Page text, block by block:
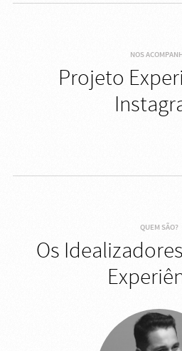
NOS
Projeto
QUEM SÃO?
Os